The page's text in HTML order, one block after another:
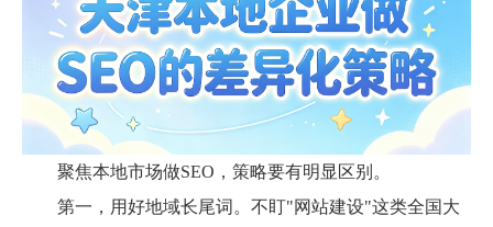
聚焦本地市场做SEO，策略要有明显区别。
第一，用好地域长尾词。不盯"网站建设"这类全国大